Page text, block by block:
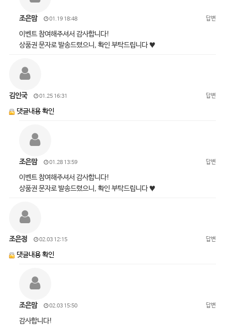
조은맘 01.19 18:48 답변
이벤트 참여해주셔서 감사합니다!
상품권 문자로 발송드렸으니, 확인 부탁드립니다 ♥
김인국 01.25 16:31 답변
댓글내용 확인
조은맘 01.28 13:59 답변
이벤트 참여해주셔서 감사합니다!
상품권 문자로 발송드렸으니, 확인 부탁드립니다 ♥
조은정 02.03 12:15 답변
댓글내용 확인
조은맘 02.03 15:50 답변
감사합니다!